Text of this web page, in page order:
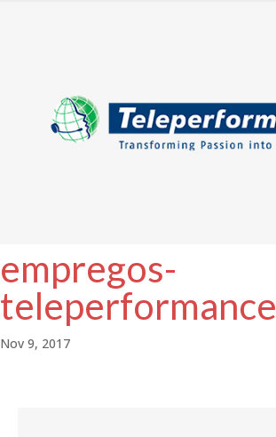
empregos-
teleperformance
Nov 9, 2017